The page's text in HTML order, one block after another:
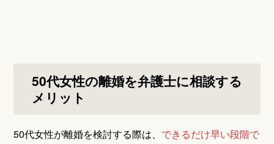
50代女性の離婚を弁護士に相談する
メリット
50代女性が離婚を検討する際は、 できるだけ早い段階で